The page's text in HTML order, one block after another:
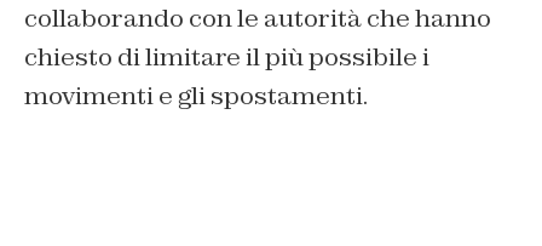
collaborando con le autorità che hanno
chiesto di limitare il più possibile i
movimenti e gli spostamenti.